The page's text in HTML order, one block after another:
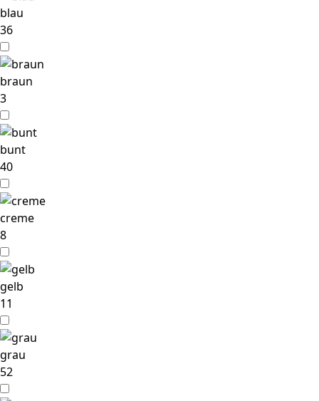
blau
36
braun
3
bunt
40
creme
8
gelb
11
grau
52